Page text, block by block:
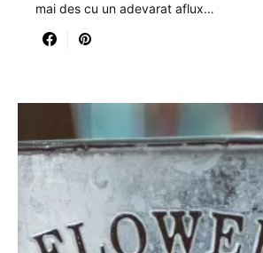
mai des cu un adevarat aflux…